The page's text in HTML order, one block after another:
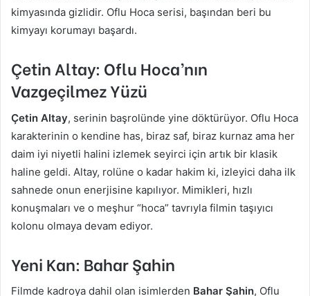
kimyasında gizlidir. Oflu Hoca serisi, başından beri bu
kimyayı korumayı başardı.
Çetin Altay: Oflu Hoca’nın
Vazgeçilmez Yüzü
Çetin Altay, serinin başrolünde yine döktürüyor. Oflu Hoca
karakterinin o kendine has, biraz saf, biraz kurnaz ama her
daim iyi niyetli halini izlemek seyirci için artık bir klasik
haline geldi. Altay, rolüne o kadar hakim ki, izleyici daha ilk
sahnede onun enerjisine kapılıyor. Mimikleri, hızlı
konuşmaları ve o meşhur “hoca” tavrıyla filmin taşıyıcı
kolonu olmaya devam ediyor.
Yeni Kan: Bahar Şahin
Filmde kadroya dahil olan isimlerden Bahar Şahin, Oflu